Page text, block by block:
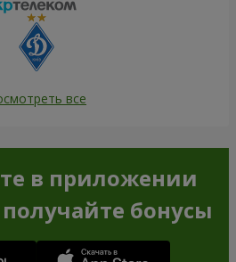
все
в приложении
бонусы